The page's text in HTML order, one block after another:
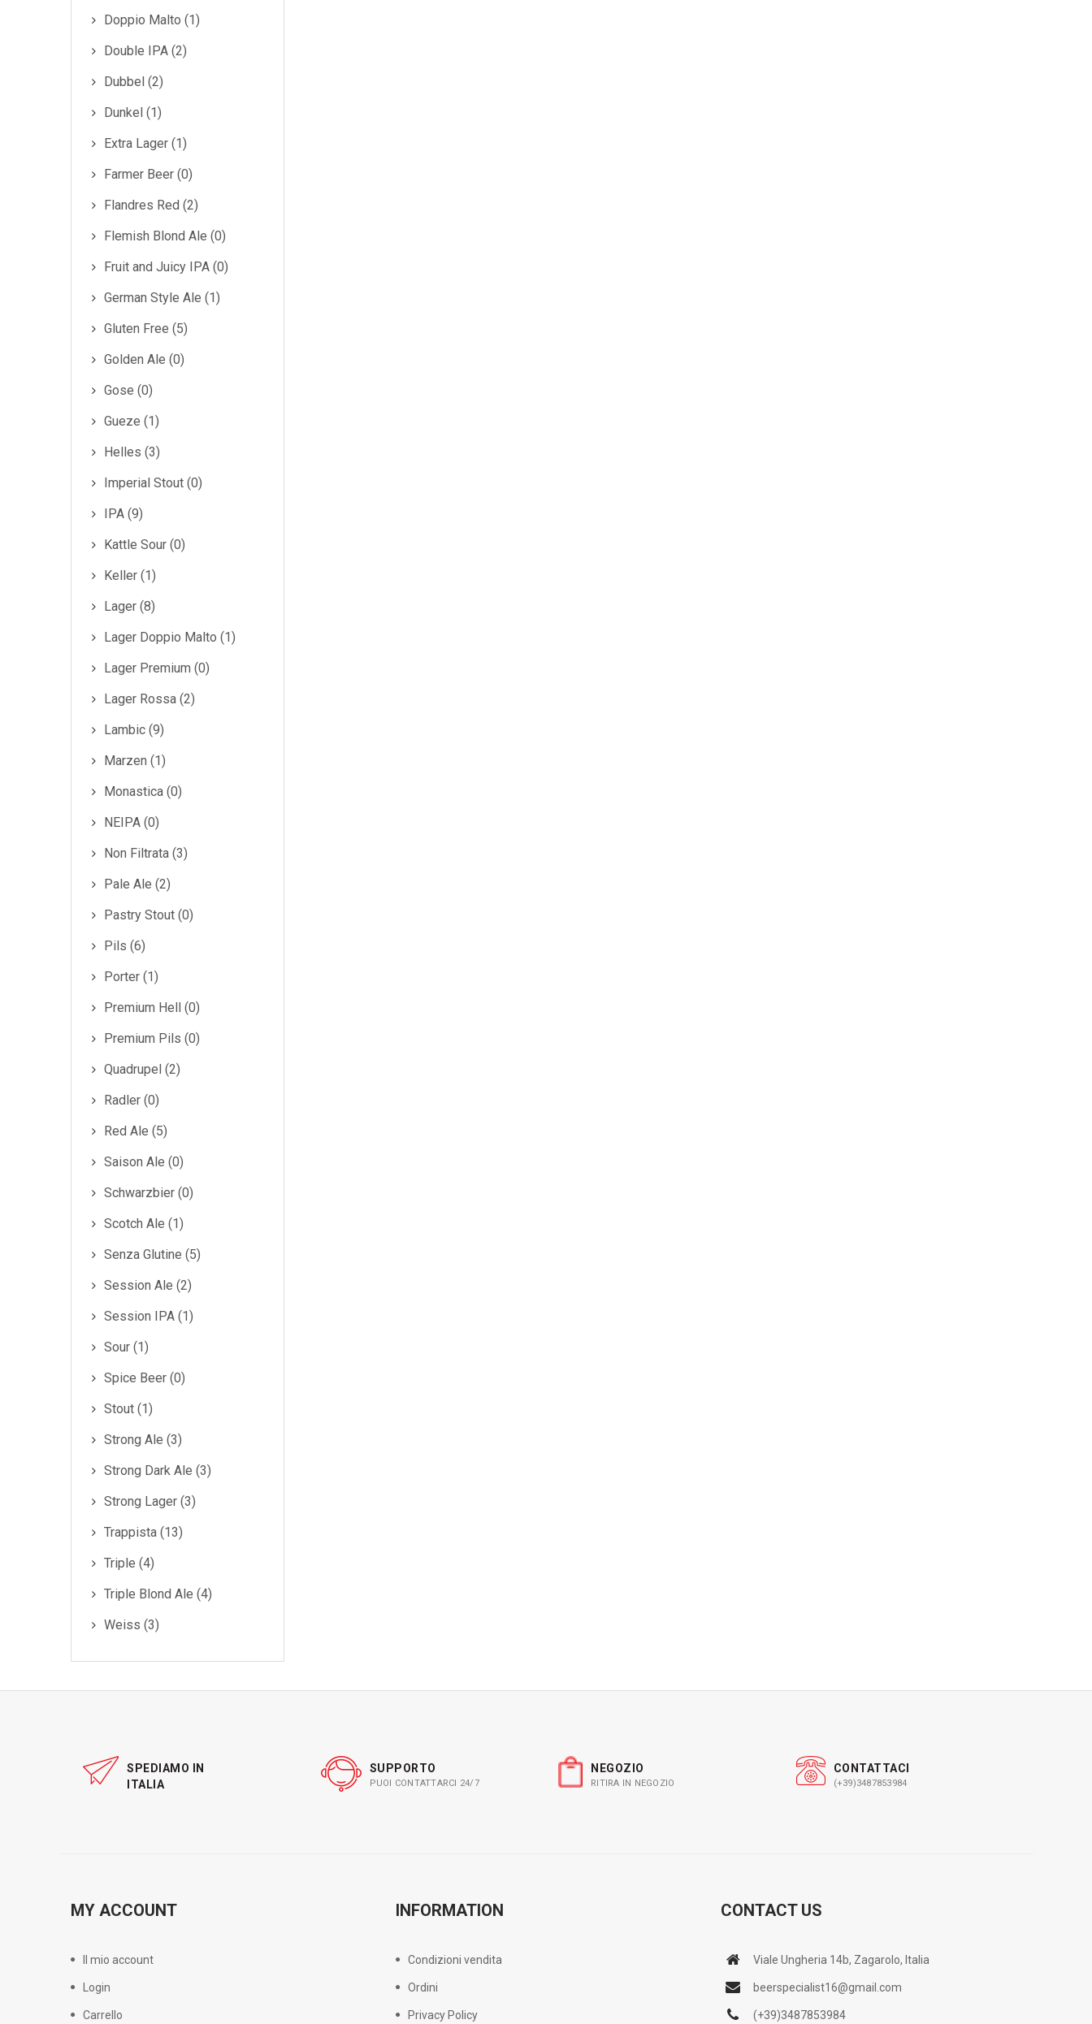
Doppio Malto (1)
Double IPA (2)
Dubbel (2)
Dunkel (1)
Extra Lager (1)
Farmer Beer (0)
Flandres Red (2)
Flemish Blond Ale (0)
Fruit and Juicy IPA (0)
German Style Ale (1)
Gluten Free (5)
Golden Ale (0)
Gose (0)
Gueze (1)
Helles (3)
Imperial Stout (0)
IPA (9)
Kattle Sour (0)
Keller (1)
Lager (8)
Lager Doppio Malto (1)
Lager Premium (0)
Lager Rossa (2)
Lambic (9)
Marzen (1)
Monastica (0)
NEIPA (0)
Non Filtrata (3)
Pale Ale (2)
Pastry Stout (0)
Pils (6)
Porter (1)
Premium Hell (0)
Premium Pils (0)
Quadrupel (2)
Radler (0)
Red Ale (5)
Saison Ale (0)
Schwarzbier (0)
Scotch Ale (1)
Senza Glutine (5)
Session Ale (2)
Session IPA (1)
Sour (1)
Spice Beer (0)
Stout (1)
Strong Ale (3)
Strong Dark Ale (3)
Strong Lager (3)
Trappista (13)
Triple (4)
Triple Blond Ale (4)
Weiss (3)
SPEDIAMO IN
ITALIA
SUPPORTO
PUOI CONTATTARCI 24/7
NEGOZIO
RITIRA IN NEGOZIO
CONTATTACI
(+39)3487853984
MY ACCOUNT
Il mio account
Login
Carrello
INFORMATION
Condizioni vendita
Ordini
Privacy Policy
CONTACT US
Viale Ungheria 14b, Zagarolo, Italia
beerspecialist16@gmail.com
(+39)3487853984